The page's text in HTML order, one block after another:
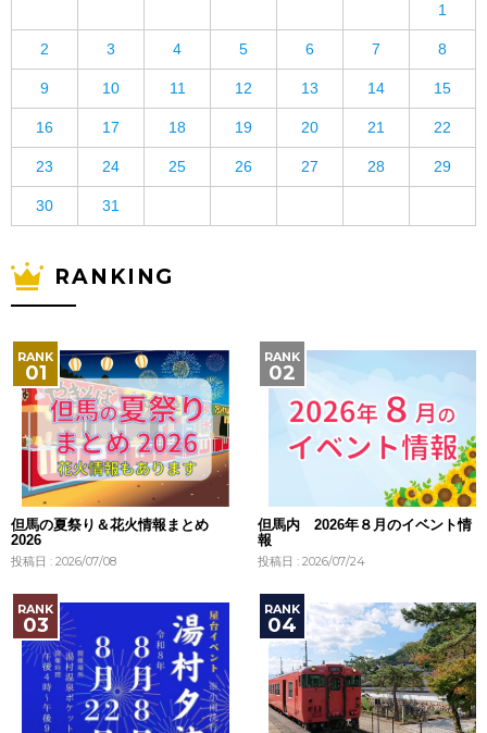
1
2 3 4 5 6 7 8
9 10 11 12 13 14 15
16 17 18 19 20 21 22
23 24 25 26 27 28 29
30 31
RANKING
但馬の夏祭り＆花火情報まとめ
2026
投稿日 : 2026/07/08
但馬内 2026年８月のイベント情
報
投稿日 : 2026/07/24